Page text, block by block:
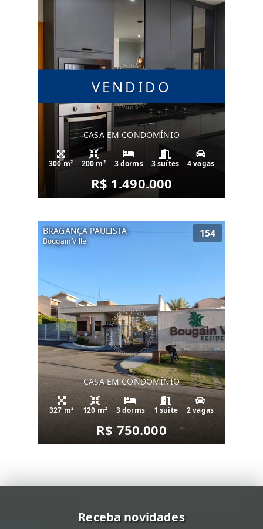
VENDIDO
CASA EM CONDOMÍNIO
300 m² 200 m² 3 dorms 3 suítes 4 vagas
R$ 1.490.000
BRAGANÇA PAULISTA
Bougain Ville
154
CASA EM CONDOMÍNIO
327 m² 120 m² 3 dorms 1 suíte 2 vagas
R$ 750.000
Receba novidades